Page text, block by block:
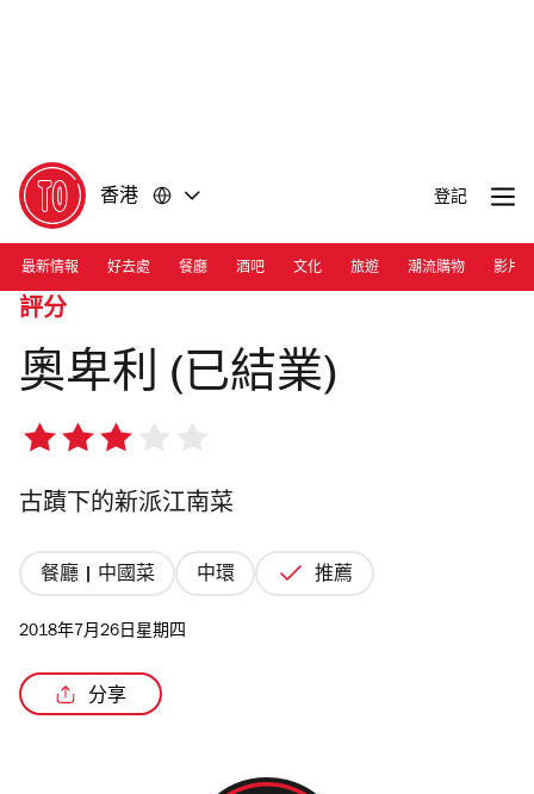
香港 登記
最新情報 好去處 餐廳 酒吧 文化 旅遊 潮流購物 影片
評分
奧卑利 (已結業)
3/5
古蹟下的新派江南菜
餐廳 | 中國菜 中環 推薦
2018年7月26日星期四
分享